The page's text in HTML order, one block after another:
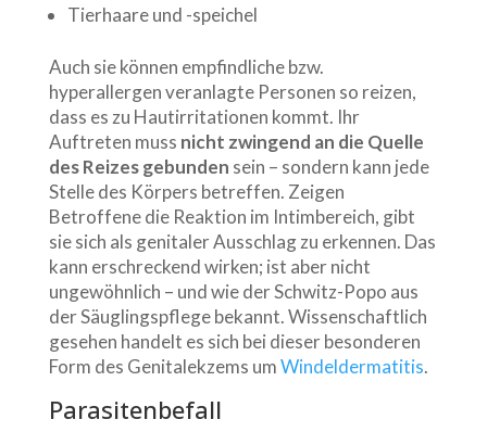
Tierhaare und -speichel
Auch sie können empfindliche bzw.
hyperallergen veranlagte Personen so reizen,
dass es zu Hautirritationen kommt. Ihr
Auftreten muss nicht zwingend an die Quelle
des Reizes gebunden sein – sondern kann jede
Stelle des Körpers betreffen. Zeigen
Betroffene die Reaktion im Intimbereich, gibt
sie sich als genitaler Ausschlag zu erkennen. Das
kann erschreckend wirken; ist aber nicht
ungewöhnlich – und wie der Schwitz-Popo aus
der Säuglingspflege bekannt. Wissenschaftlich
gesehen handelt es sich bei dieser besonderen
Form des Genitalekzems umWindeldermatitis.
Parasitenbefall